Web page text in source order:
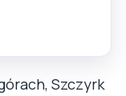
Szczyrk